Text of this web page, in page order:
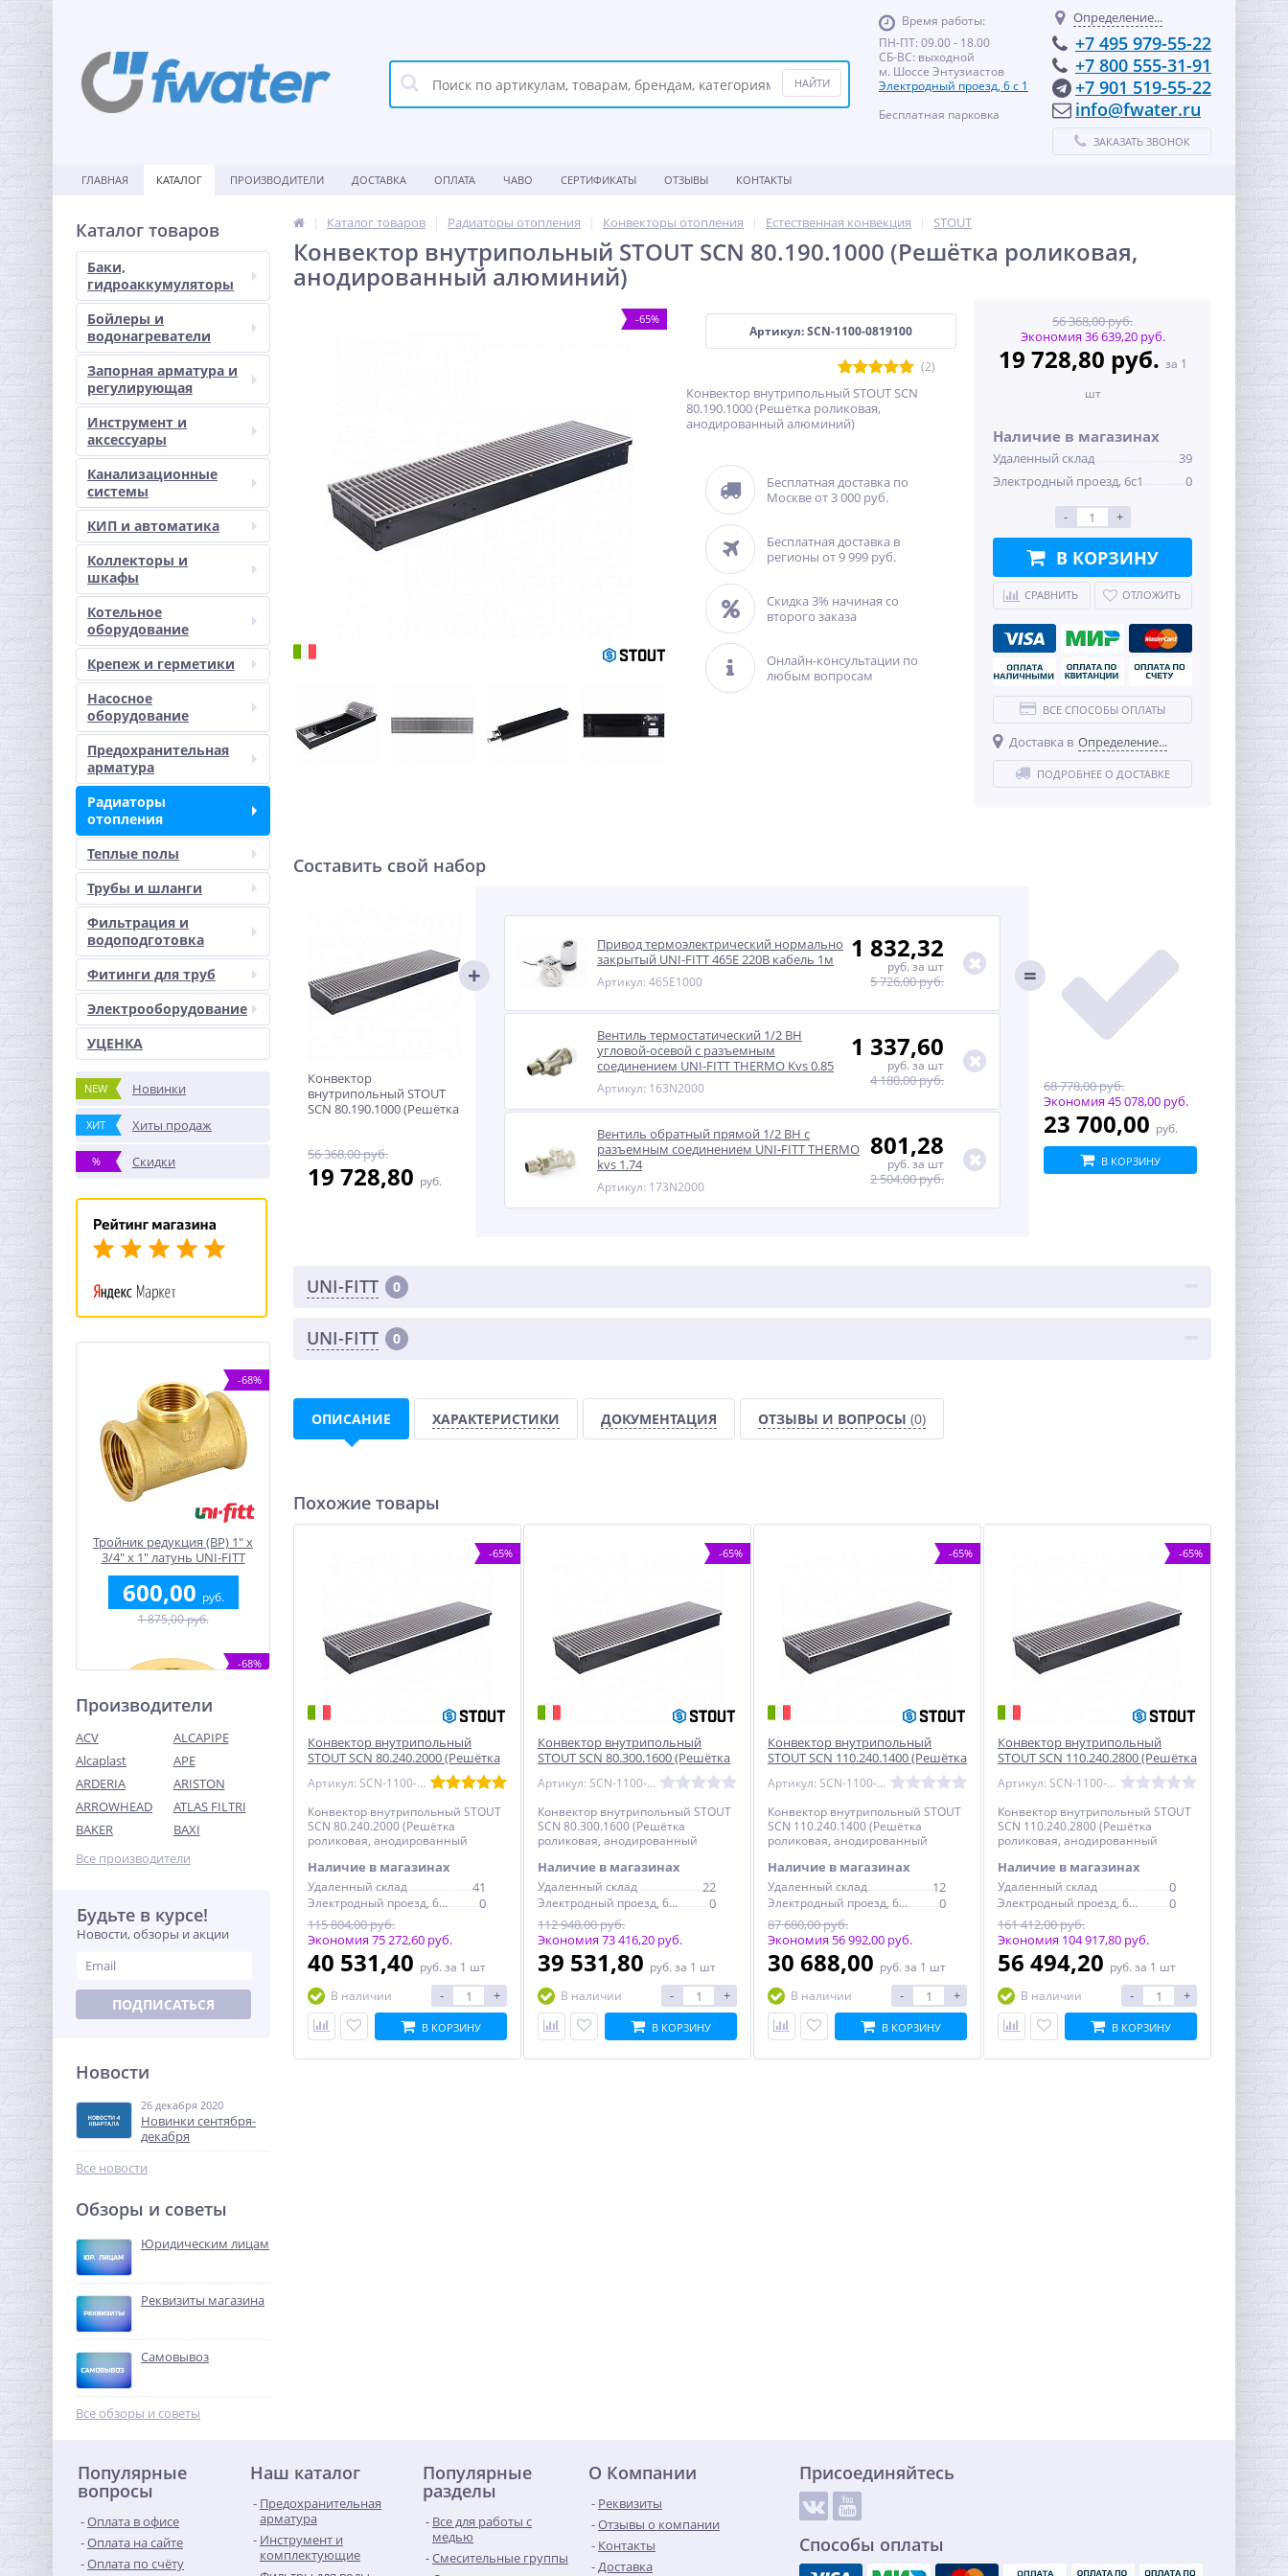
Время работы:
ПН-ПТ: 09.00 - 18.00
СБ-ВС: выходной
м. Шоссе Энтузиастов
Электродный проезд, 6 с 1
Бесплатная парковка
Определение...
+7 495 979-55-22
+7 800 555-31-91
+7 901 519-55-22
info@fwater.ru
ЗАКАЗАТЬ ЗВОНОК
ГЛАВНАЯ КАТАЛОГ ПРОИЗВОДИТЕЛИ ДОСТАВКА ОПЛАТА ЧАВО СЕРТИФИКАТЫ ОТЗЫВЫ КОНТАКТЫ
Каталог товаров
Баки,
гидроаккумуляторы
Бойлеры и
водонагреватели
Запорная арматура и
регулирующая
Инструмент и
аксессуары
Канализационные
системы
КИП и автоматика
Коллекторы и
шкафы
Котельное
оборудование
Крепеж и герметики
Насосное
оборудование
Предохранительная
арматура
Радиаторы
отопления
Теплые полы
Трубы и шланги
Фильтрация и
водоподготовка
Фитинги для труб
Электрооборудование
УЦЕНКА
NEW Новинки
ХИТ Хиты продаж
% Скидки
-68%
Тройник редукция (ВР) 1" x
3/4" x 1" латунь UNI-FITT
600,00 руб.
1 875,00 руб.
-68%
Футорка редукционная 1" x
1/2" НВ латунь UNI-FITT
193,60
Кран шаровый с
электроприводом Neptun
Profi 220В 1"1/4
10 072,32
Система контроля
протечек Neptun Bugatti
ProW 1/2"
22 313,00 руб.
-68%
Производители
ACV
ALCAPIPE
Alcaplast
APE
ARDERIA
ARISTON
ARROWHEAD
ATLAS FILTRI
BAKER
BAXI
Все производители
Будьте в курсе!
Новости, обзоры и акции
ПОДПИСАТЬСЯ
Новости
26 декабря 2020
Новинки сентября-
декабря
Все новости
Обзоры и советы
Юридическим лицам
Реквизиты магазина
Самовывоз
Все обзоры и советы
Каталог товаров Радиаторы отопления Конвекторы отопления Естественная конвекция STOUT
Конвектор внутрипольный STOUT SCN 80.190.1000 (Решётка роликовая,
анодированный алюминий)
-65%
Артикул: SCN-1100-0819100
(2)
Конвектор внутрипольный STOUT SCN
80.190.1000 (Решётка роликовая,
анодированный алюминий)
Бесплатная доставка по
Москве от 3 000 руб.
Бесплатная доставка в
регионы от 9 999 руб.
Скидка 3% начиная со
второго заказа
Онлайн-консультации по
любым вопросам
56 368,00 руб.
Экономия 36 639,20 руб.
19 728,80 руб. за 1
шт
Наличие в магазинах
Удаленный склад
39
Электродный проезд, 6с1
0
- +
В КОРЗИНУ
СРАВНИТЬ ОТЛОЖИТЬ
ВСЕ СПОСОБЫ ОПЛАТЫ
Доставка в Определение...
ПОДРОБНЕЕ О ДОСТАВКЕ
Составить свой набор
Конвектор
внутрипольный STOUT
SCN 80.190.1000 (Решётка
алюминий)
56 368,00 руб.
19 728,80 руб.
Привод термоэлектрический нормально
закрытый UNI-FITT 465E 220В кабель 1м
Артикул: 465E1000
1 832,32
руб. за шт
5 726,00 руб.
Вентиль термостатический 1/2 ВН
угловой-осевой с разъемным
соединением UNI-FITT THERMO Kvs 0.85
Артикул: 163N2000
1 337,60
руб. за шт
4 180,00 руб.
Вентиль обратный прямой 1/2 ВН с
разъемным соединением UNI-FITT THERMO
kvs 1.74
Артикул: 173N2000
801,28
руб. за шт
2 504,00 руб.
68 778,00 руб.
Экономия45 078,00 руб.
23 700,00 руб.
В КОРЗИНУ
UNI-FITT 0
UNI-FITT 0
ОПИСАНИЕ ХАРАКТЕРИСТИКИ ДОКУМЕНТАЦИЯ ОТЗЫВЫ И ВОПРОСЫ (0)
Похожие товары
-65%
Конвектор внутрипольный
STOUT SCN 80.240.2000 (Решётка
роликовая, анодированный
алюминий)
Артикул: SCN-1100-0824200
Конвектор внутрипольный STOUT
SCN 80.240.2000 (Решётка
роликовая, анодированный
Наличие в магазинах
Удаленный склад 41
Электродный проезд, 6с1
0
115 804,00 руб.
Экономия 75 272,60 руб.
40 531,40 руб. за 1 шт
В наличии
- +
В КОРЗИНУ
-65%
Конвектор внутрипольный
STOUT SCN 80.300.1600 (Решётка
роликовая, анодированный
алюминий)
Артикул: SCN-1100-0830160
Конвектор внутрипольный STOUT
SCN 80.300.1600 (Решётка
роликовая, анодированный
Наличие в магазинах
Удаленный склад 22
Электродный проезд, 6с1
0
112 948,00 руб.
Экономия 73 416,20 руб.
39 531,80 руб. за 1 шт
В наличии
- +
В КОРЗИНУ
-65%
Конвектор внутрипольный
STOUT SCN 110.240.1400 (Решётка
роликовая, анодированный
алюминий)
Артикул: SCN-1100-1124140
Конвектор внутрипольный STOUT
SCN 110.240.1400 (Решётка
роликовая, анодированный
Наличие в магазинах
Удаленный склад 12
Электродный проезд, 6с1
0
87 680,00 руб.
Экономия 56 992,00 руб.
30 688,00 руб. за 1 шт
В наличии
- +
В КОРЗИНУ
-65%
Конвектор внутрипольный
STOUT SCN 110.240.2800 (Решётка
роликовая, анодированный
алюминий)
Артикул: SCN-1100-1124280
Конвектор внутрипольный STOUT
SCN 110.240.2800 (Решётка
роликовая, анодированный
Наличие в магазинах
Удаленный склад 0
Электродный проезд, 6с1
0
161 412,00 руб.
Экономия 104 917,80 руб.
56 494,20 руб. за 1 шт
В наличии
- +
В КОРЗИНУ
Популярные
вопросы
Оплата в офисе
Оплата на сайте
Оплата по счёту
Наш каталог
Предохранительная
арматура
Инструмент и
комплектующие
Популярные
разделы
Все для работы с
медью
Смесительные группы
О Компании
Реквизиты
Отзывы о компании
Контакты
Доставка
Присоединяйтесь
Способы оплаты